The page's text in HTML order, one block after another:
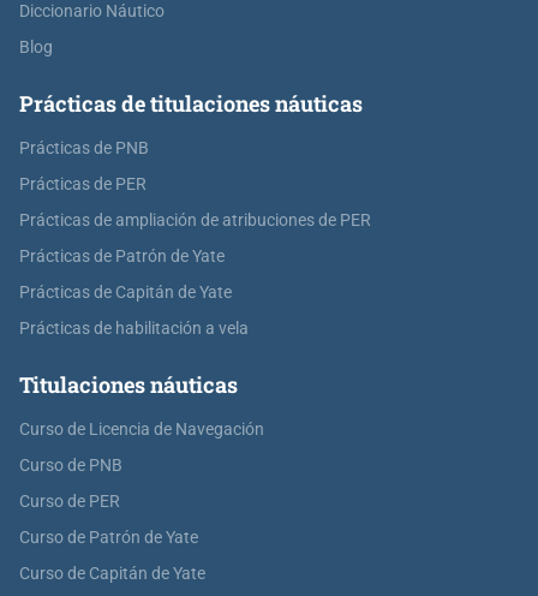
Diccionario Náutico
Blog
Prácticas de titulaciones náuticas
Prácticas de PNB
Prácticas de PER
Prácticas de ampliación de atribuciones de PER
Prácticas de Patrón de Yate
Prácticas de Capitán de Yate
Prácticas de habilitación a vela
Titulaciones náuticas
Curso de Licencia de Navegación
Curso de PNB
Curso de PER
Curso de Patrón de Yate
Curso de Capitán de Yate